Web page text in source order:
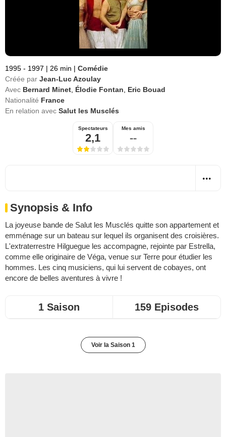
1995 - 1997 | 26 min | Comédie
Créée par Jean-Luc Azoulay
Avec Bernard Minet Élodie Fontan
Eric Bouad
Nationalité France
En relation avec Salut les Musclés
Spectateurs
2,1
Mes amis
--
Synopsis & Info
La joyeuse bande de Salut les Musclés quitte son appartement et
emménage sur un bateau sur lequel ils organisent des croisières.
L'extraterrestre Hilguegue les accompagne, rejointe par Estrella,
comme elle originaire de Véga, venue sur Terre pour étudier les
hommes. Les cinq musiciens, qui lui servent de cobayes, ont
encore de belles aventures à vivre !
1 Saison 159 Episodes
Voir la Saison 1